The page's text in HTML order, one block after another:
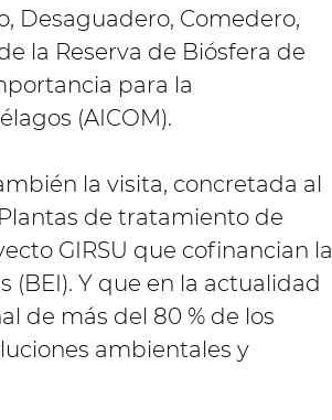
Desaguadero, Comedero,
la Reserva de Biósfera de
para la
(AICOM).
la visita, concretada al
de tratamiento de
GIRSU que cofinancian la
(BEI). Y que en la actualidad
de más del 80 % de los
ambientales y